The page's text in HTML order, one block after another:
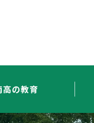
高の教育